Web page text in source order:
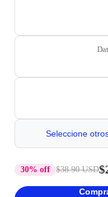
Seleccione
30% off $38.90 USD